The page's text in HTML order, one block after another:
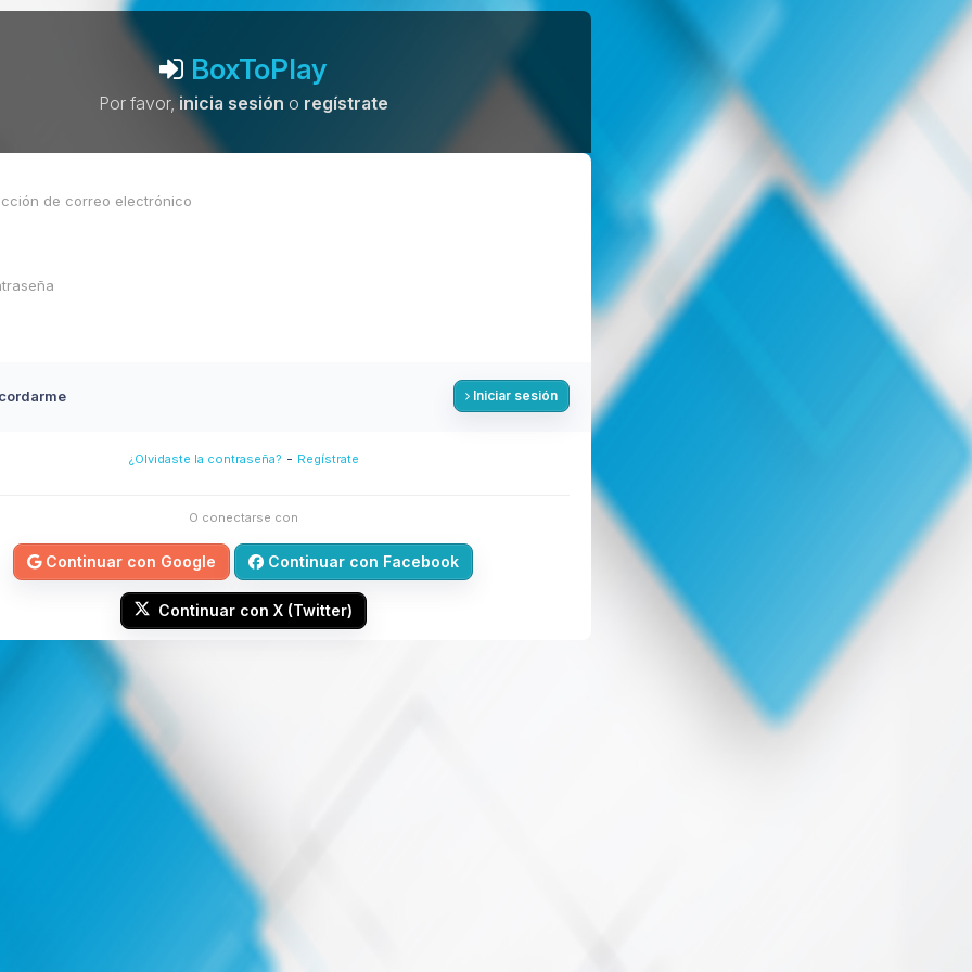
BoxToPlay
Por favor,inicia sesión o regístrate
Iniciar sesión
¿Olvidaste la contraseña? - Regístrate
O conectarse con
Continuar con Google Continuar con Facebook
Continuar con X (Twitter)